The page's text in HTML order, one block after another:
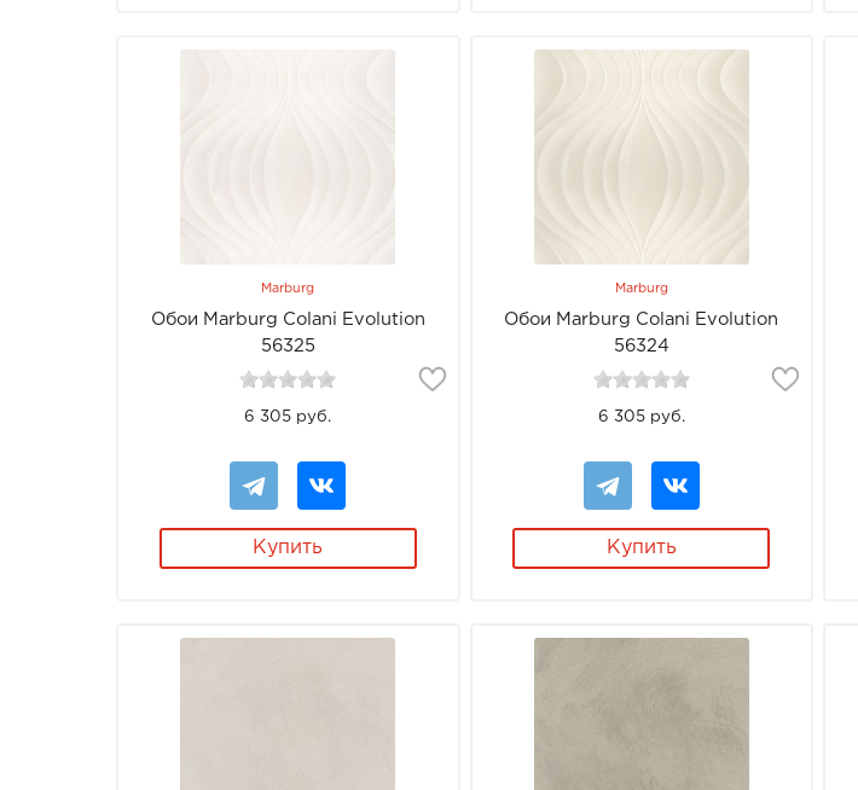
Marburg
Обои Marburg Colani Evolution
56325
6 305 руб.
Купить
Marburg
Обои Marburg Colani Evolution
56324
6 305 руб.
Купить